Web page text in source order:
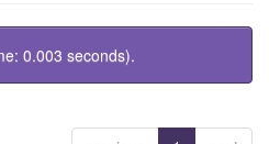
0.003 seconds).